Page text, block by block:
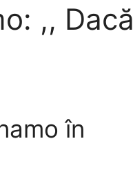
,, Dacă
în